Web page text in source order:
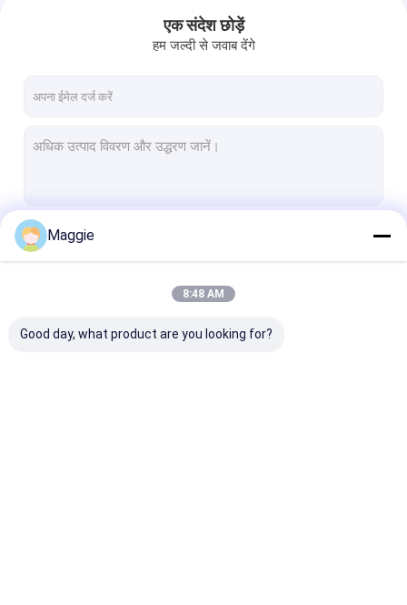
एक संदेश छोड़ें
हम जल्दी से जवाब देंगे
Maggie
8:48 AM
Good day, what product are you looking for?